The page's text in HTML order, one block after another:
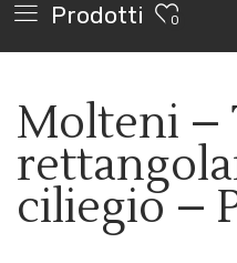
Prodotti 0
Molteni –
ciliegio –